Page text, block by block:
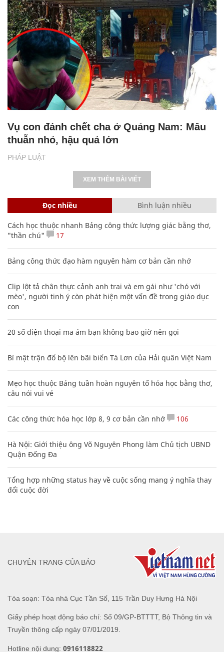
PHÁP LUẬT
Vụ con đánh chết cha ở Quảng Nam: Mâu
thuẫn nhỏ, hậu quả lớn
XEM THÊM BÀI VIẾT
Đọc nhiều Bình luận nhiều
Cách học thuộc nhanh Bảng công thức lượng giác bằng thơ,
"thần chú"
17
Bảng công thức đạo hàm nguyên hàm cơ bản cần nhớ
Clip lột tả chân thực cảnh anh trai và em gái như 'chó với
mèo', người tinh ý còn phát hiện một vấn đề trong giáo dục
con
20 số điện thoại ma ám bạn không bao giờ nên gọi
Bí mật trận đổ bộ lên bãi biển Tà Lơn của Hải quân Việt Nam
Mẹo học thuộc Bảng tuần hoàn nguyên tố hóa học bằng thơ,
câu nói vui vẻ
Các công thức hóa học lớp 8, 9 cơ bản cần nhớ 106
Hà Nội: Giới thiệu ông Võ Nguyên Phong làm Chủ tịch UBND
Quận Đống Đa
Tổng hợp những status hay về cuộc sống mang ý nghĩa thay
đổi cuộc đời
Tòa soạn: Tòa nhà Cục Tần Số, 115 Trần Duy Hưng Hà Nội
Giấy phép hoạt động báo chí: Số 09/GP-BTTTT, Bộ Thông tin và
Truyền thông cấp ngày 07/01/2019.
Hotline nội dung: 0916118822
CHUYÊN TRANG CỦA BÁO